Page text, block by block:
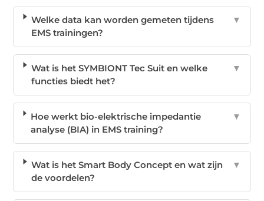
Welke data kan worden gemeten tijdens
EMS trainingen?
▼
Wat is het SYMBIONT Tec Suit en welke
functies biedt het?
▼
Hoe werkt bio-elektrische impedantie
analyse (BIA) in EMS training?
▼
Wat is het Smart Body Concept en wat zijn
de voordelen?
▼